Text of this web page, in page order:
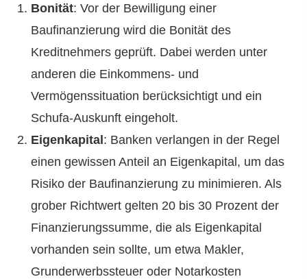
Bonität: Vor der Bewilligung einer
Baufinanzierung wird die Bonität des
Kreditnehmers geprüft. Dabei werden unter
anderen die Einkommens- und
Vermögenssituation berücksichtigt und ein
Schufa-Auskunft eingeholt.
Eigenkapital: Banken verlangen in der Regel
einen gewissen Anteil an Eigenkapital, um das
Risiko der Baufinanzierung zu minimieren. Als
grober Richtwert gelten 20 bis 30 Prozent der
Finanzierungssumme, die als Eigenkapital
vorhanden sein sollte, um etwa Makler,
Grunderwerbssteuer oder Notarkosten